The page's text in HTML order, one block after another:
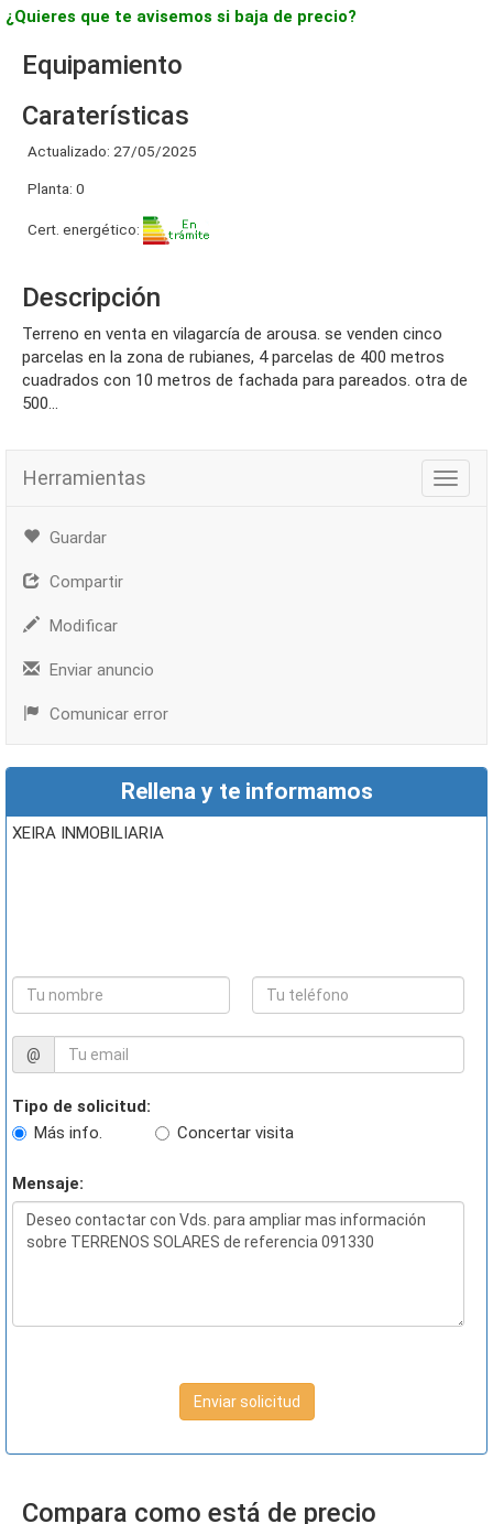
¿Quieres que te avisemos si baja de precio?
Equipamiento
Caraterísticas
Actualizado: 27/05/2025
Planta: 0
Cert. energético:
Descripción
terreno en venta en vilagarcía de arousa. se venden cinco
parcelas en la zona de rubianes, 4 parcelas de 400 metros
cuadrados con 10 metros de fachada para pareados. otra de
500...
Herramientas
Guardar
Compartir
Modificar
Enviar anuncio
Comunicar error
Rellena y te informamos
XEIRA INMOBILIARIA
@
Tipo de solicitud:
Más info.
Concertar visita
Mensaje:
Enviar solicitud
Compara como está de precio